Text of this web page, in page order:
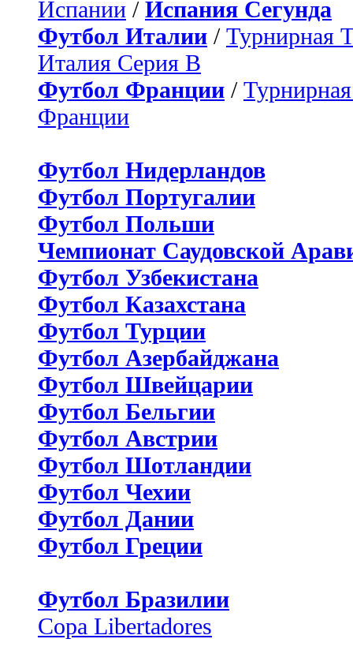
Испании / Испания Сегунда
Футбол Италии / Турнирная
Италия Серия B
Футбол Франции /
Франции
Футбол Нидерландов
Футбол Португалии
Футбол Польши
Чемпионат Саудовской
Футбол Узбекистана
Футбол Казахстана
Футбол Турции
Футбол Азербайджана
Футбол Швейцарии
Футбол Бельгии
Футбол Австрии
Футбол Шотландии
Футбол Чехии
Футбол Дании
Футбол Греции
Футбол Бразилии
Copa Libertadores